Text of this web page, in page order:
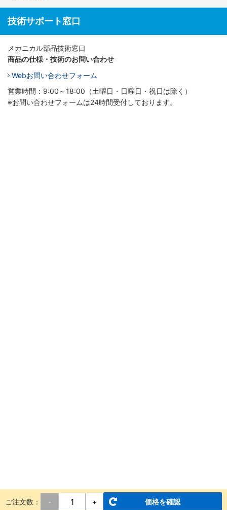
技術サポート窓口
メカニカル部品技術窓口
商品の仕様・技術のお問い合わせ
Webお問い合わせフォーム
営業時間：9:00～18:00（土曜日・日曜日・祝日は除く）
※お問い合わせフォームは24時間受付しております。
ご注文数： - +
価格を確認